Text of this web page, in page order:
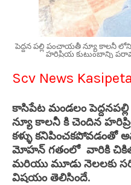
పెద్దన పల్లి పంచాయతీ న్యూ కాలనీ
హరిప్రియ కుటుంబాన్ని
Scv News
కాసిపేట మండలం
న్యూ కాలనీ కి చెందిన
కళ్ళు కనిపించకపోవడంతో
మోహన్ గతంలో వారికి
మరియు మూడు నెలలకు
విషయం తెలిసిందే.